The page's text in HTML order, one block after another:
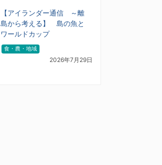
【アイランダー通信 ～離
島から考える】 島の魚と
ワールドカップ
食・農・地域
2026年7月29日